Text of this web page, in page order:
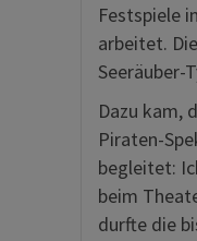
Festspiele
arbeitet.
Seeräuber-
Dazu kam,
Piraten-
begleitet:
beim
durfte die